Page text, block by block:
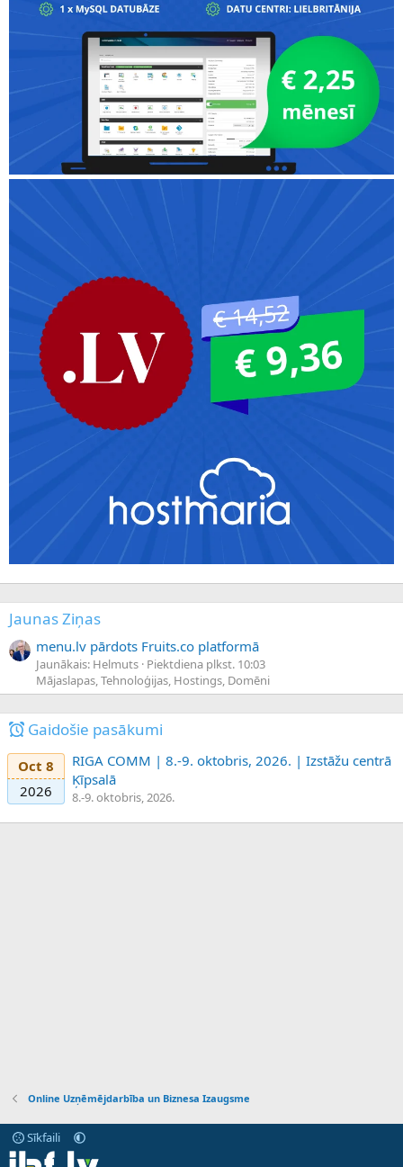
Jaunas Ziņas
menu.lv pārdots Fruits.co platformā
Jaunākais: Helmuts Piektdiena plkst. 10:03
Mājaslapas, Tehnoloģijas, Hostings, Domēni
Gaidošie pasākumi
Oct 8
2026
RIGA COMM | 8.-9. oktobris, 2026. | Izstāžu centrā
Ķīpsalā
8.-9. oktobris, 2026.
Online Uzņēmējdarbība un Biznesa Izaugsme
Sīkfaili